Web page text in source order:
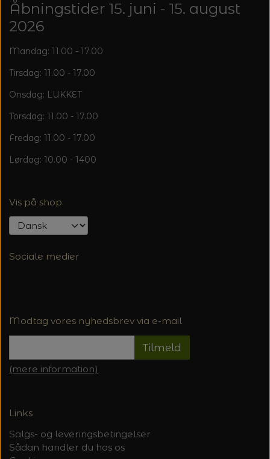
Åbningstider 15. juni - 15. august
2026
Mandag: 11.00 - 17.00
Tirsdag: 11.00 - 17.00
Onsdag: LUKKET
Torsdag: 11.00 - 17.00
Fredag: 11.00 - 17.00
Lørdag: 10.00 - 1400
Vis på shop
Sociale medier
Modtag vores nyhedsbrev via e-mail
Tilmeld
(mere information)
Links
Salgs- og leveringsbetingelser
Sådan handler du hos os